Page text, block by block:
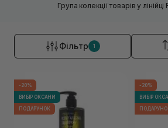
Група колекції товарів у
Фільтр 1
-20%
ВИБІР ОКСАНИ
ПОДАРУНОК
-20%
ВИБІР